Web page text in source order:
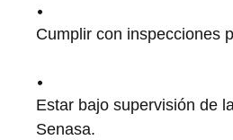
Cumplir con inspecciones
Estar bajo supervisión de
Senasa.